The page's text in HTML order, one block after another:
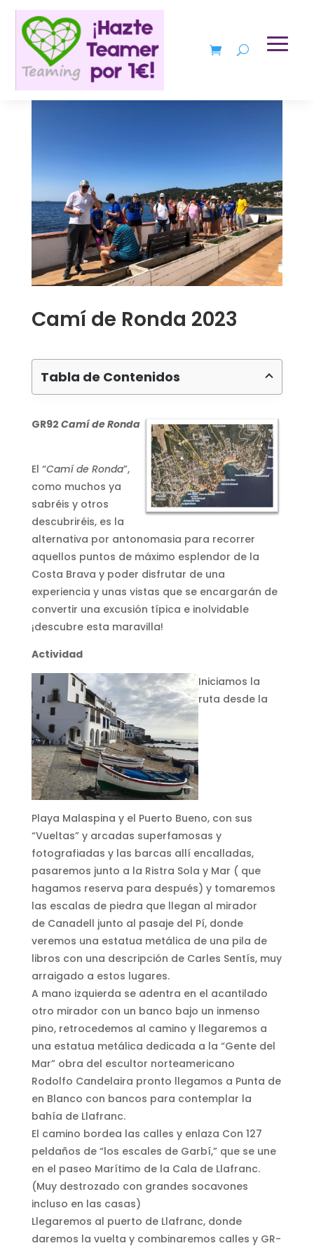
Camí de Ronda 2023
Tabla de Contenidos
GR92 Camí de Ronda
El “Camí de Ronda”,
como muchos ya
sabréis y otros
descubriréis, es la
alternativa por antonomasia para recorrer
aquellos puntos de máximo esplendor de la
Costa Brava y poder disfrutar de una
experiencia y unas vistas que se encargarán de
convertir una excusión típica e inolvidable
¡descubre esta maravilla!
Actividad
Iniciamos la
ruta desde la
Playa Malaspina y el Puerto Bueno, con sus
“Vueltas” y arcadas superfamosas y
fotografiadas y las barcas allí encalladas,
pasaremos junto a la Ristra Sola y Mar ( que
hagamos reserva para después) y tomaremos
las escalas de piedra que llegan al mirador
de Canadell junto al pasaje del Pí, donde
veremos una estatua metálica de una pila de
libros con una descripción de Carles Sentís, muy
arraigado a estos lugares.
A mano izquierda se adentra en el acantilado
otro mirador con un banco bajo un inmenso
pino, retrocedemos al camino y llegaremos a
una estatua metálica dedicada a la “Gente del
Mar” obra del escultor norteamericano
Rodolfo Candelaira pronto llegamos a Punta de
en Blanco con bancos para contemplar la
bahía de Llafranc.
El camino bordea las calles y enlaza Con 127
peldaños de “los escales de Garbí,” que se une
en el paseo Marítimo de la Cala de Llafranc.
(Muy destrozado con grandes socavones
incluso en las casas)
Llegaremos al puerto de Llafranc, donde
daremos la vuelta y combinaremos calles y GR-